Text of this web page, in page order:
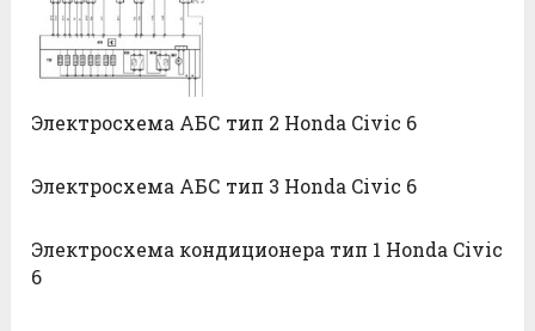
Электросхема АБС тип 2 Honda Civic 6
Электросхема АБС тип 3 Honda Civic 6
Электросхема кондиционера тип 1 Honda Civic
6